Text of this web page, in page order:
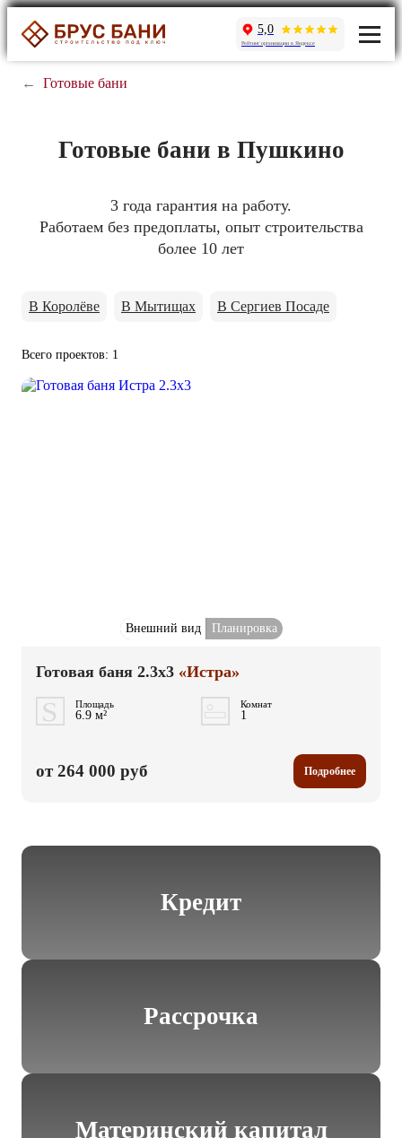
5,0
Рейтинг организации в Яндексе
← Готовые бани
Готовые бани в Пушкино
3 года гарантия на работу.
Работаем без предоплаты, опыт строительства
более 10 лет
В Королёве В Мытищах В Сергиев Посаде
Всего проектов: 1
Внешний вид Планировка
Готовая баня 2.3x3 «Истра»
Площадь
6.9 м²
Комнат
1
от 264 000 руб Подробнее
Кредит
Рассрочка
Материнский капитал